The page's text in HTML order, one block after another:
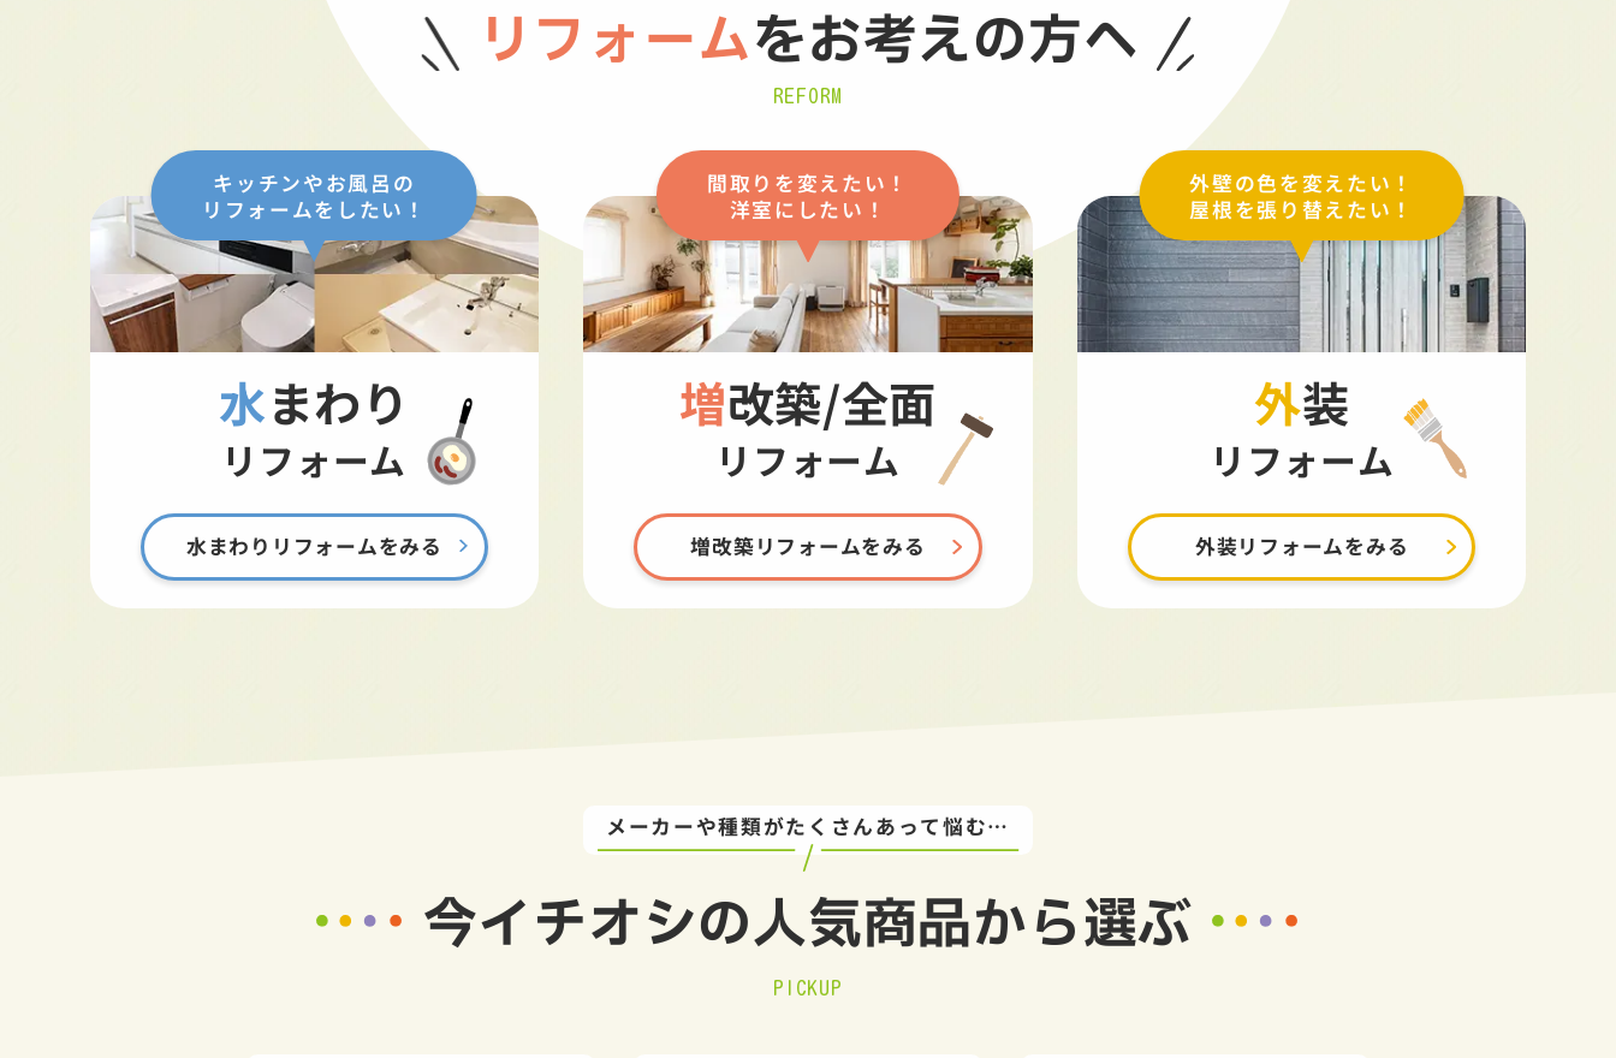
リフォームをお考えの方へ
REFORM
キッチンやお風呂の
リフォームをしたい！
水まわり
リフォーム
水まわりリフォームをみる
間取りを変えたい！
洋室にしたい！
増改築/全面
リフォーム
増改築リフォームをみる
外壁の色を変えたい！
屋根を張り替えたい！
外装
リフォーム
外装リフォームをみる
メーカーや種類がたくさんあって悩む…
今イチオシの人気商品から選ぶ
PICKUP